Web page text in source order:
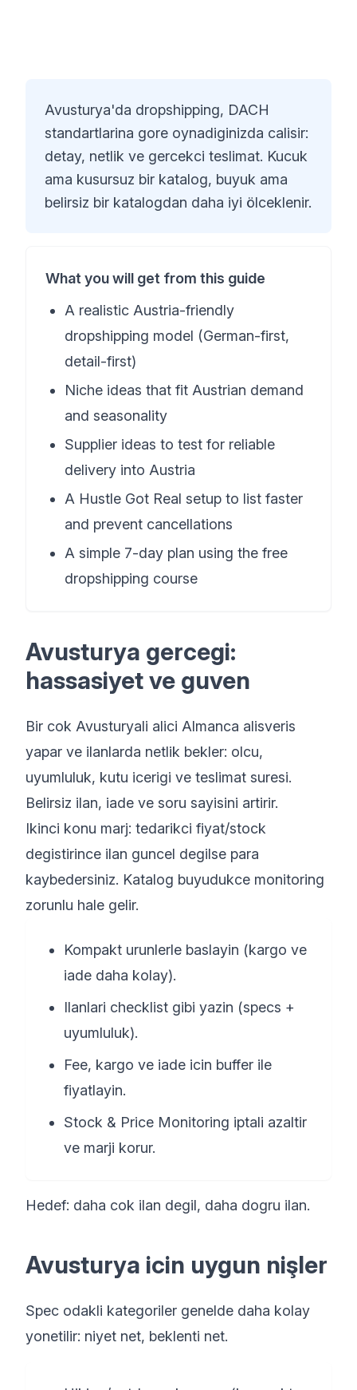
Avusturya'da dropshipping, DACH
standartlarina gore oynadiginizda calisir:
detay, netlik ve gercekci teslimat. Kucuk
ama kusursuz bir katalog, buyuk ama
belirsiz bir katalogdan daha iyi ölceklenir.
What you will get from this guide
A realistic Austria-friendly
dropshipping model (German-first,
detail-first)
Niche ideas that fit Austrian demand
and seasonality
Supplier ideas to test for reliable
delivery into Austria
A Hustle Got Real setup to list faster
and prevent cancellations
A simple 7-day plan using the free
dropshipping course
Avusturya gercegi:
hassasiyet ve guven
Bir cok Avusturyali alici Almanca alisveris
yapar ve ilanlarda netlik bekler: olcu,
uyumluluk, kutu icerigi ve teslimat suresi.
Belirsiz ilan, iade ve soru sayisini artirir.
Ikinci konu marj: tedarikci fiyat/stock
degistirince ilan guncel degilse para
kaybedersiniz. Katalog buyudukce monitoring
zorunlu hale gelir.
Kompakt urunlerle baslayin (kargo ve
iade daha kolay).
Ilanlari checklist gibi yazin (specs +
uyumluluk).
Fee, kargo ve iade icin buffer ile
fiyatlayin.
Stock & Price Monitoring iptali azaltir
ve marji korur.
Hedef: daha cok ilan degil, daha dogru ilan.
Avusturya icin uygun nişler
Spec odakli kategoriler genelde daha kolay
yonetilir: niyet net, beklenti net.